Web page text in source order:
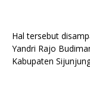
Hal tersebut
Yandri Rajo
Kabupaten